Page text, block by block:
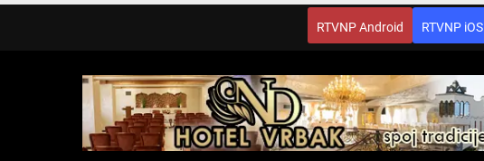
RTVNP Android RTVNP iOS